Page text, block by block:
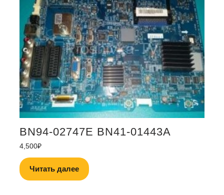
BN94-02747E BN41-01443A
4,500₽
Читать далее